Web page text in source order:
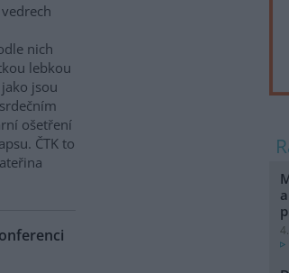
nich
lebkou
jsou
ošetření
ČTK to